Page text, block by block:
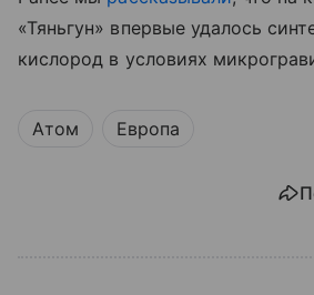
«Тяньгун» впервые удалось
кислород в условиях
Атом Европа